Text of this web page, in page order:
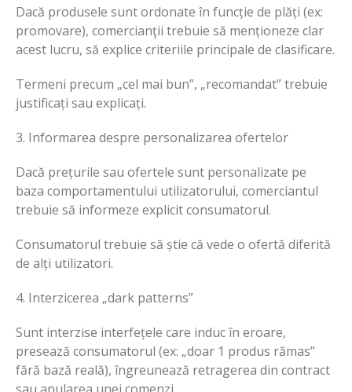
Dacă produsele sunt ordonate în funcție de plăți (ex:
promovare), comercianţii trebuie să menționeze clar
acest lucru, să explice criteriile principale de clasificare.
Termeni precum „cel mai bun”, „recomandat” trebuie
justificați sau explicați.
3. Informarea despre personalizarea ofertelor
Dacă prețurile sau ofertele sunt personalizate pe
baza comportamentului utilizatorului, comerciantul
trebuie să informeze explicit consumatorul.
Consumatorul trebuie să știe că vede o ofertă diferită
de alți utilizatori.
4. Interzicerea „dark patterns”
Sunt interzise interfețele care induc în eroare,
presează consumatorul (ex: „doar 1 produs rămas”
fără bază reală), îngreunează retragerea din contract